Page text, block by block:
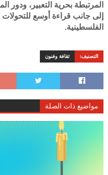
المرتبطة بحرية التعبير،
إلى جانب قراءة أوسع
الفلسطينية.
التصنيف: ثقافة وفنون
مواضيع ذات الصلة